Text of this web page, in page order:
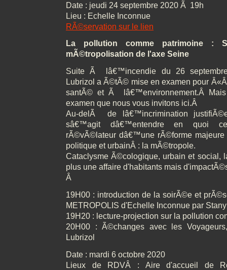
Date : jeudi 24 septembre 2020 Ã 19h
Lieu : Echelle Inconnue
RÃ©servation sur le lien
La pollution comme patrimoine :
mÃ©tropolisation de l'axe Seine
Suite Ã lâ€™incendie du 26
Lubrizol a Ã©tÃ© mise en examen pour
santÃ© et Ã lâ€™environnement.Â
examen que nous vous invitons ici.Â
Au-delÃ de lâ€™incrimination
sâ€™agit dâ€™entendre en quoi
rÃ©vÃ©lateur dâ€™une rÃ©forme majeure
politique et urbainÂ : la mÃ©tropole.
Cataclysme Ã©cologique, urbain et social,
plus une affaire d'habitants mais
Â
19H00 : introduction de la soirÃ©e et
METROPOLIS d'Echelle Inconnue par
19H20 : lecture-projection sur la pollution
20H00 : Ã©changes avec les
Lubrizol
Date : mardi 6 octobre 2020
Lieux de RDVÂ : Aire d'accueil de